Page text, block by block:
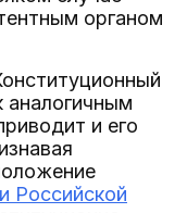
органом
аналогичным
и его
Российской